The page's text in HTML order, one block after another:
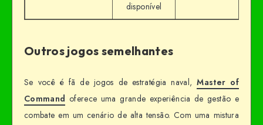
disponível
Outros jogos semelhantes
Se você é fã de jogos de estratégia naval,Master of
Command oferece uma grande experiência de gestão e
combate em um cenário de alta tensão. Com uma mistura